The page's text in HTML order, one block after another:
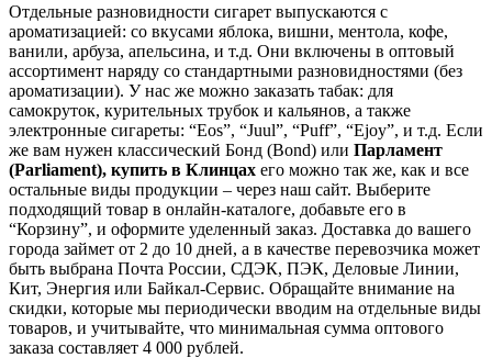
Отдельные разновидности сигарет выпускаются с
ароматизацией: со вкусами яблока, вишни, ментола, кофе,
ванили, арбуза, апельсина, и т.д. Они включены в оптовый
ассортимент наряду со стандартными разновидностями (без
ароматизации). У нас же можно заказать табак: для
самокруток, курительных трубок и кальянов, а также
электронные сигареты: “Eos”, “Juul”, “Puff”, “Ejoy”, и т.д. Если
же вам нужен классический Бонд (Bond) или Парламент
(Parliament), купить в Клинцах его можно так же, как и все
остальные виды продукции – через наш сайт. Выберите
подходящий товар в онлайн-каталоге, добавьте его в
“Корзину”, и оформите уделенный заказ. Доставка до вашего
города займет от 2 до 10 дней, а в качестве перевозчика может
быть выбрана Почта России, СДЭК, ПЭК, Деловые Линии,
Кит, Энергия или Байкал-Сервис. Обращайте внимание на
скидки, которые мы периодически вводим на отдельные виды
товаров, и учитывайте, что минимальная сумма оптового
заказа составляет 4 000 рублей.